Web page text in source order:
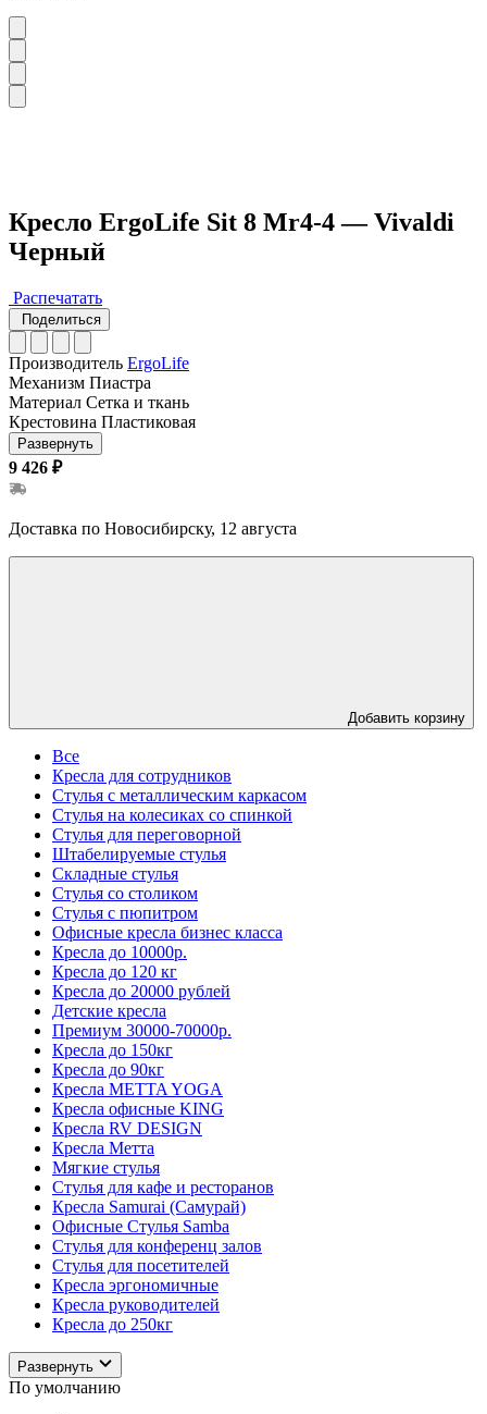
Кресло ErgoLife Sit 8 Mr4-4 — Vivaldi
Черный
Распечатать
Поделиться
Производитель ErgoLife
Механизм Пиастра
Материал Сетка и ткань
Крестовина Пластиковая
Развернуть
9 426 ₽
Доставка по Новосибирску, 12 августа
Добавить корзину
Все
Кресла для сотрудников
Стулья с металлическим каркасом
Стулья на колесиках со спинкой
Стулья для переговорной
Штабелируемые стулья
Складные стулья
Стулья со столиком
Стулья с пюпитром
Офисные кресла бизнес класса
Кресла до 10000р.
Кресла до 120 кг
Кресла до 20000 рублей
Детские кресла
Премиум 30000-70000р.
Кресла до 150кг
Кресла до 90кг
Кресла METTA YOGA
Кресла офисные KING
Кресла RV DESIGN
Кресла Метта
Мягкие стулья
Стулья для кафе и ресторанов
Кресла Samurai (Самурай)
Офисные Стулья Samba
Стулья для конференц залов
Стулья для посетителей
Кресла эргономичные
Кресла руководителей
Кресла до 250кг
Развернуть
По умолчанию